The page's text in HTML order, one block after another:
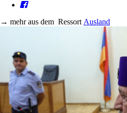
→ mehr aus dem Ressort Ausland